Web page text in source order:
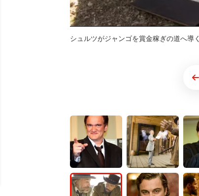
シュルツがジャンゴを賞金稼ぎの道へ導く